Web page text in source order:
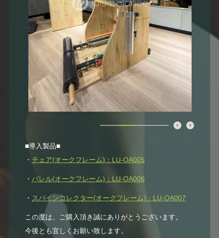
■導入製品■
・ チェア(オークフレーム)：LU-OA005
・ バレル(オークフレーム)：LU-OA006
・ スパインコレクター(オークフレーム)：LU-OA007
この度は、ご購入頂き誠にありがとうございます。
今後とも宜しくお願い致します。